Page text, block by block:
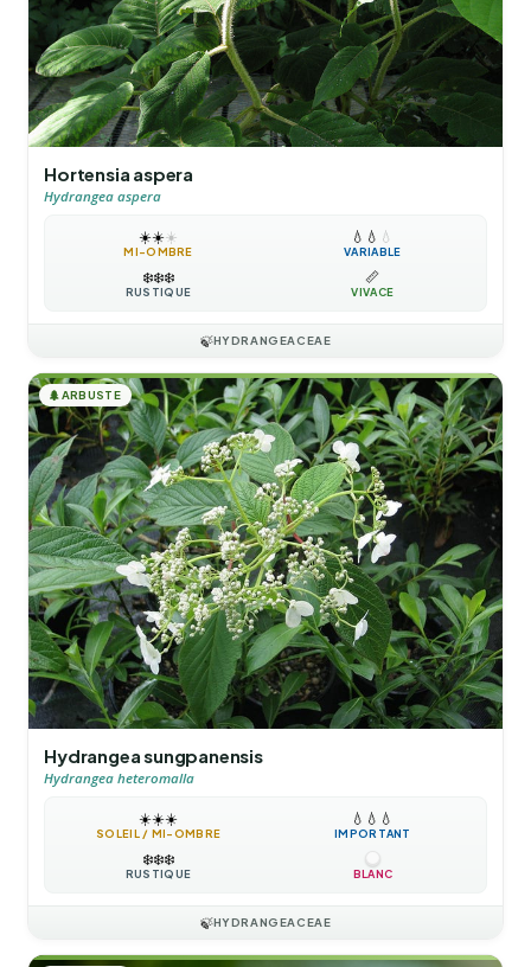
Hortensia aspera
Hydrangea aspera
☀️☀️☀️
MI-OMBRE
💧 💧 💧
VARIABLE
❄️❄️❄️
RUSTIQUE
📏
VIVACE
🍃HYDRANGEACEAE
🌲ARBUSTE
Hydrangea sungpanensis
Hydrangea heteromalla
☀️☀️☀️
SOLEIL / MI-OMBRE
💧 💧 💧
IMPORTANT
❄️❄️❄️
RUSTIQUE BLANC
🍃HYDRANGEACEAE